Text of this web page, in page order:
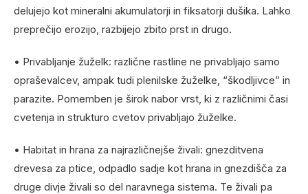
delujejo kot mineralni akumulatorji in fiksatorji dušika. Lahko
preprečijo erozijo, razbijejo zbito prst in drugo.
• Privabljanje žuželk: različne rastline ne privabljajo samo
opraševalcev, ampak tudi plenilske žuželke, “škodljivce” in
parazite. Pomemben je širok nabor vrst, ki z različnimi časi
cvetenja in strukturo cvetov privabljajo žuželke.
• Habitat in hrana za najrazličnejše živali: gnezditvena
drevesa za ptice, odpadlo sadje kot hrana in gnezdišča za
druge divje živali so del naravnega sistema. Te živali pa